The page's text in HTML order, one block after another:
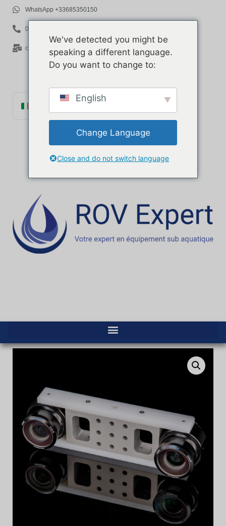
WhatsApp +33685350150
06 85 35 01 50
contact@rov-expert.com
Français
Español
Deutsch
Ελληνικά
We've detected you might be
speaking a different language.
Do you want to change to:
English
Change Language
Close and do not switch language